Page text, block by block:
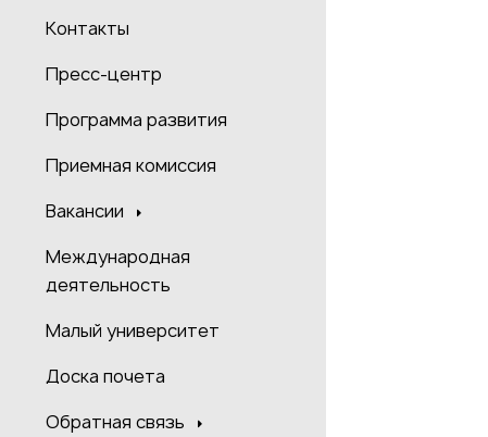
Контакты
Пресс-центр
Программа развития
Приемная комиссия
Вакансии
Международная
деятельность
Малый университет
Доска почета
Обратная связь